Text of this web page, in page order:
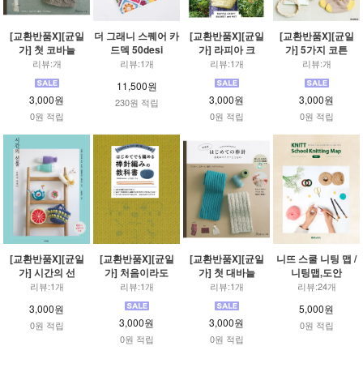
[교환반품X][균일
가] 첫 코바늘
리뷰:개
3,000원
0원 적립
더 그래니 스퀘어 카
드덱 50desi
리뷰:1개
11,500원
230원 적립
[교환반품X][균일
가] 라피아 크
리뷰:1개
3,000원
0원 적립
[교환반품X][균일
가] 5가지 코튼
리뷰:개
3,000원
0원 적립
[교환반품X][균일
가] 시간의 선
리뷰:1개
3,000원
0원 적립
[교환반품X][균일
가] 처음이라도
리뷰:1개
3,000원
0원 적립
[교환반품X][균일
가] 첫 대바늘
리뷰:1개
3,000원
0원 적립
니뜨 스쿨 니팅 맵 /
니팅맵,도안
리뷰:24개
5,000원
0원 적립